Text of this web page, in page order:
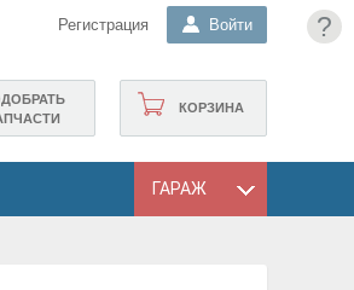
?
Регистрация Войти
КОРЗИНА
ГАРАЖ